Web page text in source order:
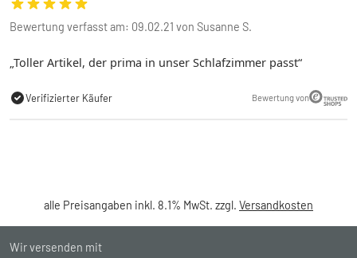
Bewertung verfasst am: 09.02.21 von Susanne S.
Toller Artikel, der prima in unser Schlafzimmer passt
Verifizierter Käufer Bewertung von
alle Preisangaben inkl. 8.1% MwSt. zzgl. Versandkosten
Wir versenden mit